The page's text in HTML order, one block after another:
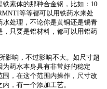
素体的那种合金钢，比如：10
等等都可以用铁药水来处
处理，不论你是黄铜还是锡青
只要是铝材料，都可以用铝药
影响，不过影响不大。如尺寸超
药水本身具有非常好的稳定
，在这个范围内操作，尺寸改
，有一个添加工艺。